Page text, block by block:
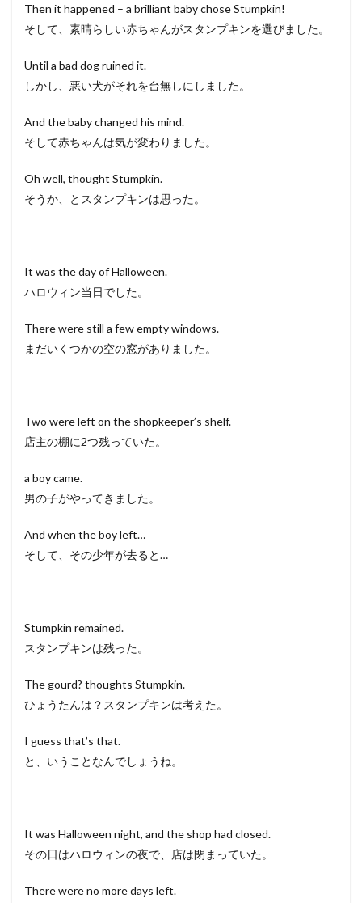
Then it happened – a brilliant baby chose Stumpkin!
そして、素晴らしい赤ちゃんがスタンプキンを選びました。
Until a bad dog ruined it.
しかし、悪い犬がそれを台無しにしました。
And the baby changed his mind.
そして赤ちゃんは気が変わりました。
Oh well, thought Stumpkin.
そうか、とスタンプキンは思った。
It was the day of Halloween.
ハロウィン当日でした。
There were still a few empty windows.
まだいくつかの空の窓がありました。
Two were left on the shopkeeper’s shelf.
店主の棚に2つ残っていた。
a boy came.
男の子がやってきました。
And when the boy left…
そして、その少年が去ると…
Stumpkin remained.
スタンプキンは残った。
The gourd? thoughts Stumpkin.
ひょうたんは？スタンプキンは考えた。
I guess that’s that.
と、いうことなんでしょうね。
It was Halloween night, and the shop had closed.
その日はハロウィンの夜で、店は閉まっていた。
There were no more days left.